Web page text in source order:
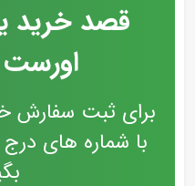
قصد خرید
اورست
برای ثبت سفارش
با شماره های